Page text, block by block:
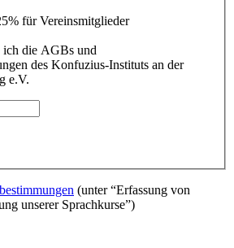
für Vereinsmitglieder
ich die AGBs und
des Konfuzius-Instituts an der
e.V.
(unter “Erfassung von
unserer Sprachkurse”)